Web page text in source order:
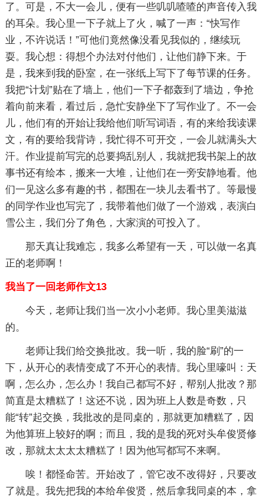
了。可是，不大一会儿，便有一些叽叽喳喳的声音传入我
的耳朵。我心里一下子就上了火，喊了一声：“快写作
业，不许说话！”可他们竟然像没看见我似的，继续玩
耍。我心想：得想个办法对付他们，让他们静下来。于
是，我来到我的卧室，在一张纸上写下了每节课的任务。
我把“计划”贴在了墙上，他们一下子都轰到了墙边，争抢
着向前来看，看过后，急忙安静坐下了写作业了。不一会
儿，他们有的开始让我给他们听写词语，有的来给我读课
文，有的要给我背诗，我忙得不可开交，一会儿就满头大
汗。作业提前写完的总要捣乱别人，我就把我书架上的故
事书还有绘本，搬来一大堆，让他们在一旁安静地看。他
们一见这么多有趣的书，都围在一块儿去看书了。等最慢
的同学作业也写完了，我带着他们做了一个游戏，表演白
雪公主，我们分了角色，大家演的可投入了。
那天真让我难忘，我多么希望有一天，可以做一名真
正的老师啊！
我当了一回老师作文13
今天，老师让我们当一次小小老师。我心里美滋滋
的。
老师让我们给交换批改。我一听，我的脸“刷”的一
下，从开心的表情变成了不开心的表情。我心里嚎叫：天
啊，怎么办，怎么办！我自己都写不好，帮别人批改？那
简直是太糟糕了！这还不说，因为班上人数是奇数，只
能“转”起交换，我批改的是同桌的，那就更加糟糕了，因
为他算班上较好的啊；而且，我的是我的死对头牟俊贤修
改，那就太太太太糟糕了！因为他写都写不来啊。
唉！都怪命苦。开始改了，管它改不改得好，只要改
了就是。我先把我的本给牟俊贤，然后拿我同桌的本，拿